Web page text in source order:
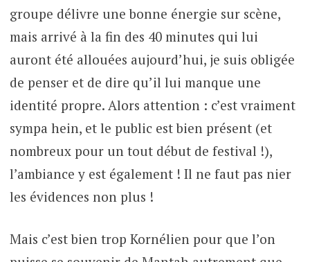
groupe délivre une bonne énergie sur scène,
mais arrivé à la fin des 40 minutes qui lui
auront été allouées aujourd’hui, je suis obligée
de penser et de dire qu’il lui manque une
identité propre. Alors attention : c’est vraiment
sympa hein, et le public est bien présent (et
nombreux pour un tout début de festival !),
l’ambiance y est également ! Il ne faut pas nier
les évidences non plus !
Mais c’est bien trop Kornélien pour que l’on